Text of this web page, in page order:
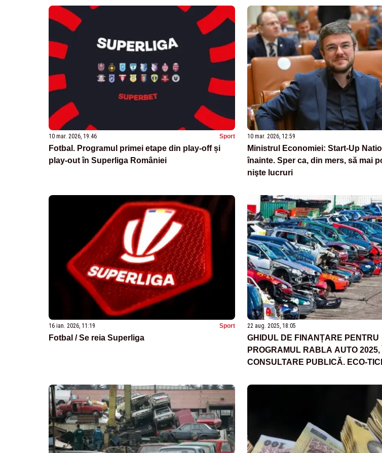
10 mar. 2026, 19:46 Sport
Fotbal. Programul primei etape din play-off și
play-out în Superliga României
10 mar. 2026, 12:59
Ministrul Economiei: Start-Up
înainte. Sper ca, din mers, să mai
nişte lucruri
16 ian. 2026, 11:19 Sport
Fotbal / Se reia Superliga
22 aug. 2025, 18:05
GHIDUL DE FINANȚARE PENTRU
PROGRAMUL RABLA AUTO 2025,
CONSULTARE PUBLICĂ. ECO-